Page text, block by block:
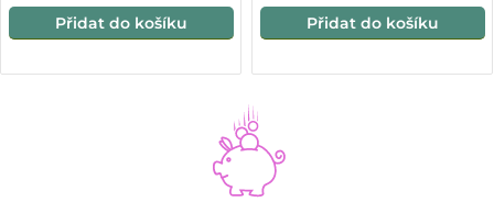
Přidat do košíku Přidat do košíku